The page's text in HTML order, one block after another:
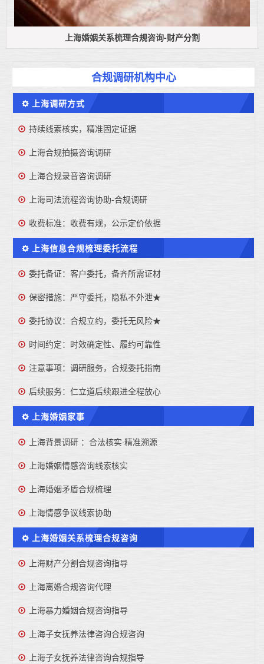
上海婚姻关系梳理合规咨询-财产分割
合规调研机构中心
上海调研方式
持续线索核实，精准固定证据
上海合规拍摄咨询调研
上海合规录音咨询调研
上海司法流程咨询协助-合规调研
收费标准：收费有规，公示定价依据
上海信息合规梳理委托流程
委托备证：客户委托，备齐所需证材
保密措施：严守委托，隐私不外泄★
委托协议：合规立约，委托无风险★
时间约定：时效确定性、履约可靠性
注意事项：调研服务，合规委托指南
后续服务：仁立道后续跟进全程放心
上海婚姻家事
上海背景调研 ：合法核实·精准溯源
上海婚姻情感咨询线索核实
上海婚姻矛盾合规梳理
上海情感争议线索协助
上海婚姻关系梳理合规咨询
上海财产分割合规咨询指导
上海离婚合规咨询代理
上海暴力婚姻合规咨询指导
上海子女抚养法律咨询合规咨询
上海子女抚养法律咨询合规指导